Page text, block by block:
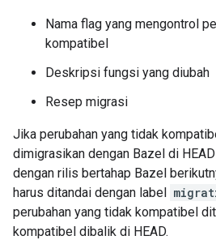
Nama flag yang mengontrol
kompatibel
Deskripsi fungsi yang diubah
Resep migrasi
Jika perubahan yang tidak
dimigrasikan dengan Bazel di
dengan rilis bertahap Bazel
harus ditandai dengan label
perubahan yang tidak kompatibel
kompatibel dibalik di HEAD.